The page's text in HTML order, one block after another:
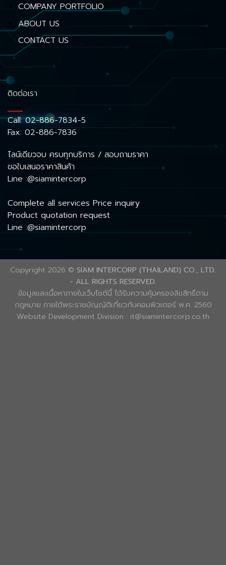
COMPANY PORTFOLIO
ABOUT US
CONTACT US
ติดต่อเรา
Call:02-886-7834-5
Fax: 02-886-7836
ไลน์เดียวจบ ครบทุกบริการ / สอบถามราคา
ขอใบเสนอราคาสินค้า
Line :@siamintercorp
Complete all services Price inquiry
Product quotation request
Line :@siamintercorp
Copyright 2026 © SIAM INTERCORP (THAILAND) CO., LTD.
- ALL RIGHTS RESERVED.
ข้อมูลและเนื้อหาภายในเว็บไซต์นี้ ได้รับความคุ้มครองลิขสิทธิ์ตาม
กฎหมาย ภายใต้พระราชบัญญัติเกี่ยวกับคอมพิวเตอร์ พ.ศ. 2560
Website Development Division : it@siamintercorp.co.th